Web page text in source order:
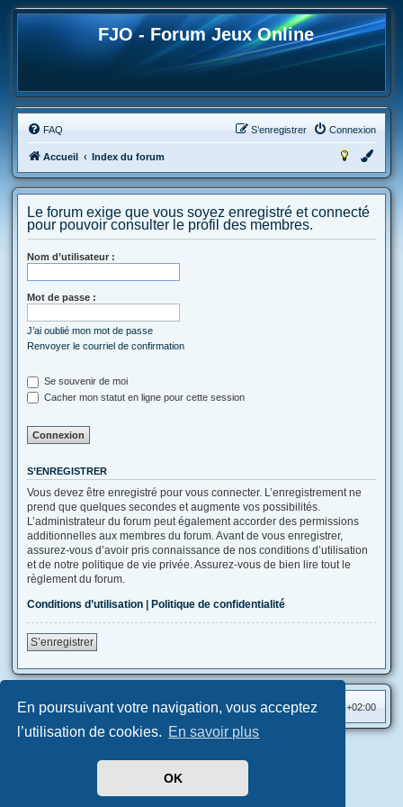
En poursuivant votre navigation, vous acceptez
l’utilisation de cookies. En savoir plus
OK
FJO - Forum Jeux Online
FAQ Connexion
S’enregistrer
Accueil Index du forum
Le forum exige que vous soyez enregistré et connecté
pour pouvoir consulter le profil des membres.
Nom d’utilisateur :
Mot de passe :
J’ai oublié mon mot de passe
Renvoyer le courriel de confirmation
Se souvenir de moi
Cacher mon statut en ligne pour cette session
S’ENREGISTRER
Vous devez être enregistré pour vous connecter. L’enregistrement ne
prend que quelques secondes et augmente vos possibilités.
L’administrateur du forum peut également accorder des permissions
additionnelles aux membres du forum. Avant de vous enregistrer,
assurez-vous d’avoir pris connaissance de nos conditions d’utilisation
et de notre politique de vie privée. Assurez-vous de bien lire tout le
règlement du forum.
Conditions d’utilisation | Politique de confidentialité
S’enregistrer
Accueil Index du forum Heures au format UTC+02:00